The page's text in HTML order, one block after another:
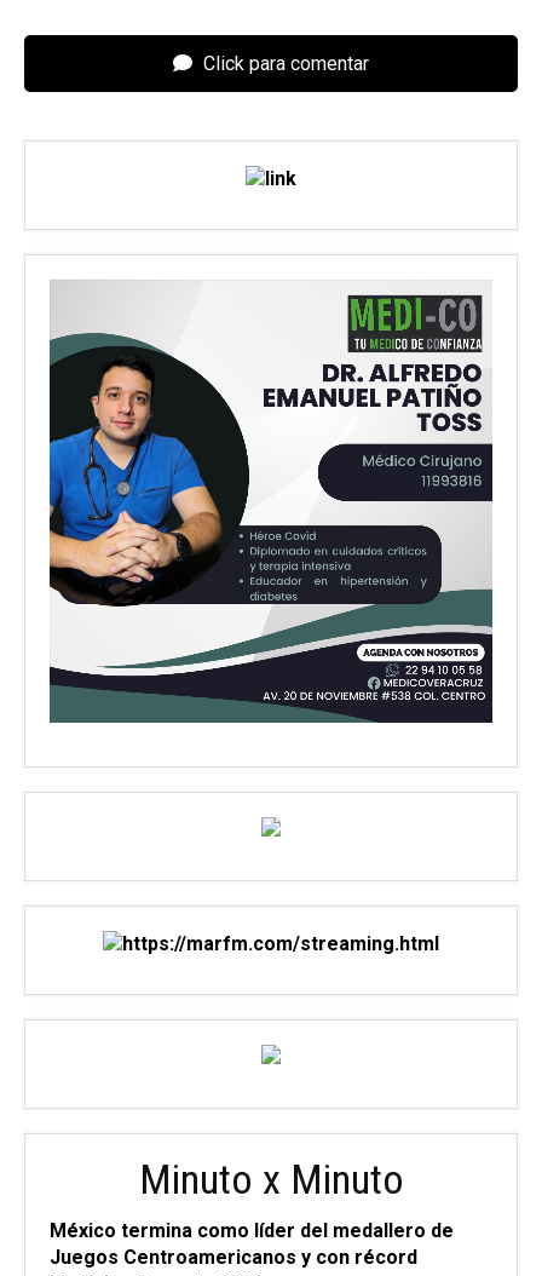
Click para comentar
Minuto x Minuto
México termina como líder del medallero de
Juegos Centroamericanos y con récord